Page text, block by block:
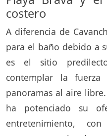
costero
A diferencia de
para el baño debido a
es el sitio
contemplar la
panoramas al aire
ha potenciado su
entretenimiento,